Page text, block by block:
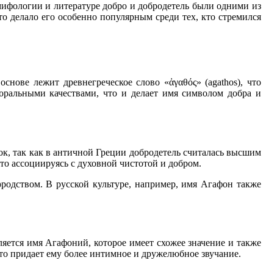
и литературе добро и добродетель были одними из
его особенно популярным среди тех, кто стремился
лежит древнегреческое слово «ἀγαθός» (agathos), что
качествами, что и делает имя символом добра и
так как в античной Греции добродетель считалась высшим
ассоциируясь с духовной чистотой и добром.
В русской культуре, например, имя Агафон также
имя Агафоний, которое имеет схожее значение и также
придает ему более интимное и дружелюбное звучание.